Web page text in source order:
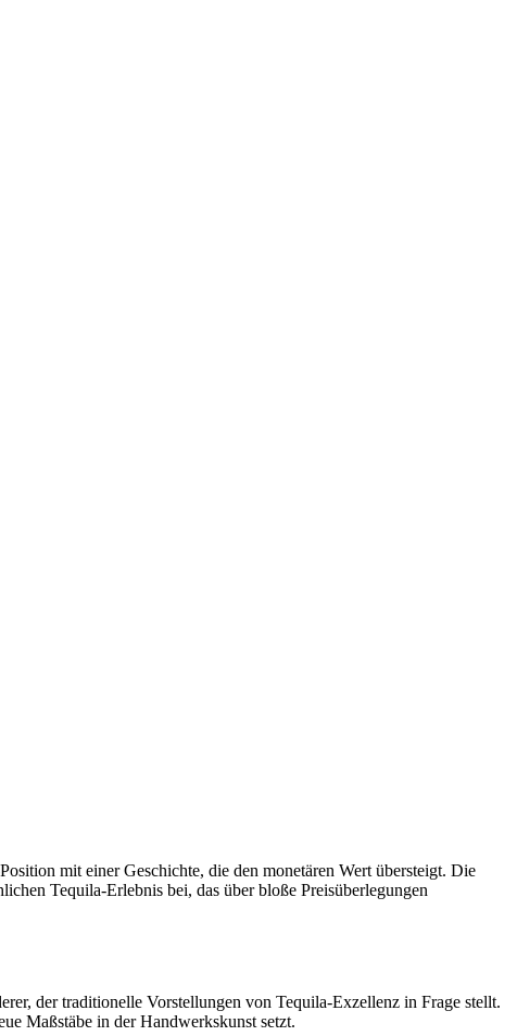
mit einer Geschichte, die den monetären Wert übersteigt. Die
Tequila-Erlebnis bei, das über bloße Preisüberlegungen
der traditionelle Vorstellungen von Tequila-Exzellenz in Frage stellt.
Maßstäbe in der Handwerkskunst setzt.